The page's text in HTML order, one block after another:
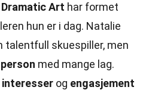
Art har formet
hun er i dag. Natalie
talentfull skuespiller, men
med mange lag.
og engasjement